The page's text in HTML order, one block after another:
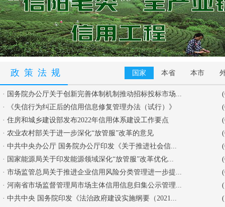
政策法规 国家 本省 本市
· 国务院办公厅关于创新完善体制机制推动招标投标市场...
·
《失信行为纠正后的信用信息修复管理办法（试行）》
· 住房和城乡建设部发布2022年信用体系建设工作要点
· 农业农村部关于进一步深化“放管服”改革的意见
· 中共中央办公厅 国务院办公厅印发《关于推进社会信...
· 国家能源局关于印发能源领域深化“放管服”改革优化...
· 市场监管总局关于推进企业信用风险分类管理进一步提...
· 河南省市场监督管理局市场主体信用信息归集公示管理...
· 中共中央 国务院印发《法治政府建设实施纲要（2021...